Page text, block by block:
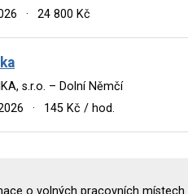
· 24 800 Kč
s.r.o. – Dolní Němčí
· 145 Kč / hod.
o volných pracovních místech